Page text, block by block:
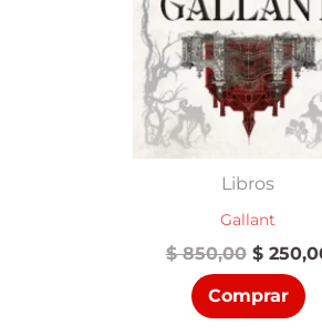
Libros
Gallant
$850,00 El
precio
original
era:
$
Comprar